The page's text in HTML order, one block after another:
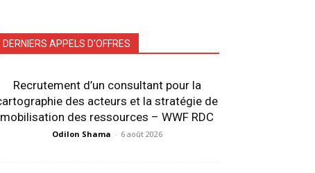
DERNIERS APPELS D'OFFRES
Recrutement d’un consultant pour la
des acteurs et la stratégie de
mobilisation des ressources – WWF RDC
Odilon Shama - 6 août 2026